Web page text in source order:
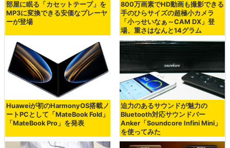
部屋に眠る「カセットテープ」を
MP3に変換できる安価なプレーヤ
ーが登場
800万画素でHD動画も撮影できる
手のひらサイズの超極小カメラ
「小っせいなぁ～CAM DX」登
場、重さはなんと14グラム
Huaweiが初のHarmonyOS搭載ノ
ートPCとして「MateBook Fold」
「MateBook Pro」を発表
迫力のあるサウンドが魅力の
Bluetooth対応サウンドバー
Anker「Soundcore Infini Mini」
を使ってみた